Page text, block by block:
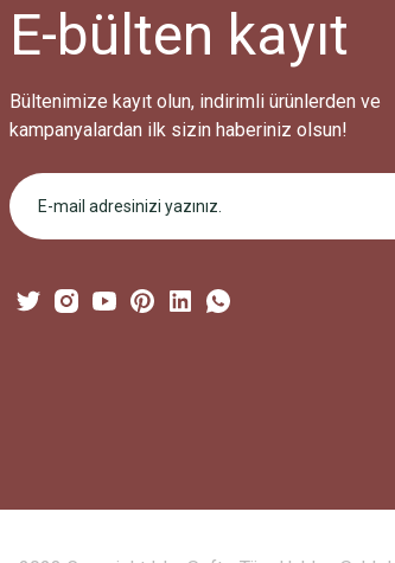
Bu ürüne benzer farklı alternatifler olmalı.
E-bülten kayıt
Bültenimize kayıt olun, indirimli ürünlerden ve
kampanyalardan ilk sizin haberiniz olsun!